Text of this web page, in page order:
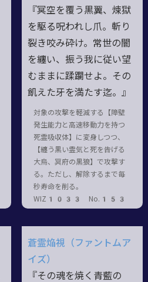
『冥空を覆う黒翼、煉獄
を駆る呪われし爪。斬り
裂き咬み砕け。常世の闇
を纏い、振う我に従い望
むままに蹂躙せよ。その
飢えた牙を満たす迄。』
対象の攻撃を軽減する【障壁
発生能力と高速移動力を持つ
死霊吸収体】に変身しつつ、
【纏う黒い霊気と死を告げる
大烏、冥府の黒狼】で攻撃す
る。ただし、解除するまで毎
秒寿命を削る。
WIZ1033 No.153
蒼霊焔視（ファントムア
イズ）
『その魂を焼く青藍の